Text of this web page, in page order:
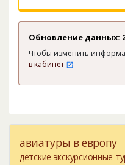
Обновление данных:
Чтобы изменить
в кабинет
авиатуры в европу
детские экскурсионные